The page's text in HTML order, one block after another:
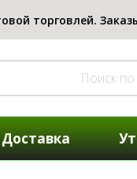
Доставка